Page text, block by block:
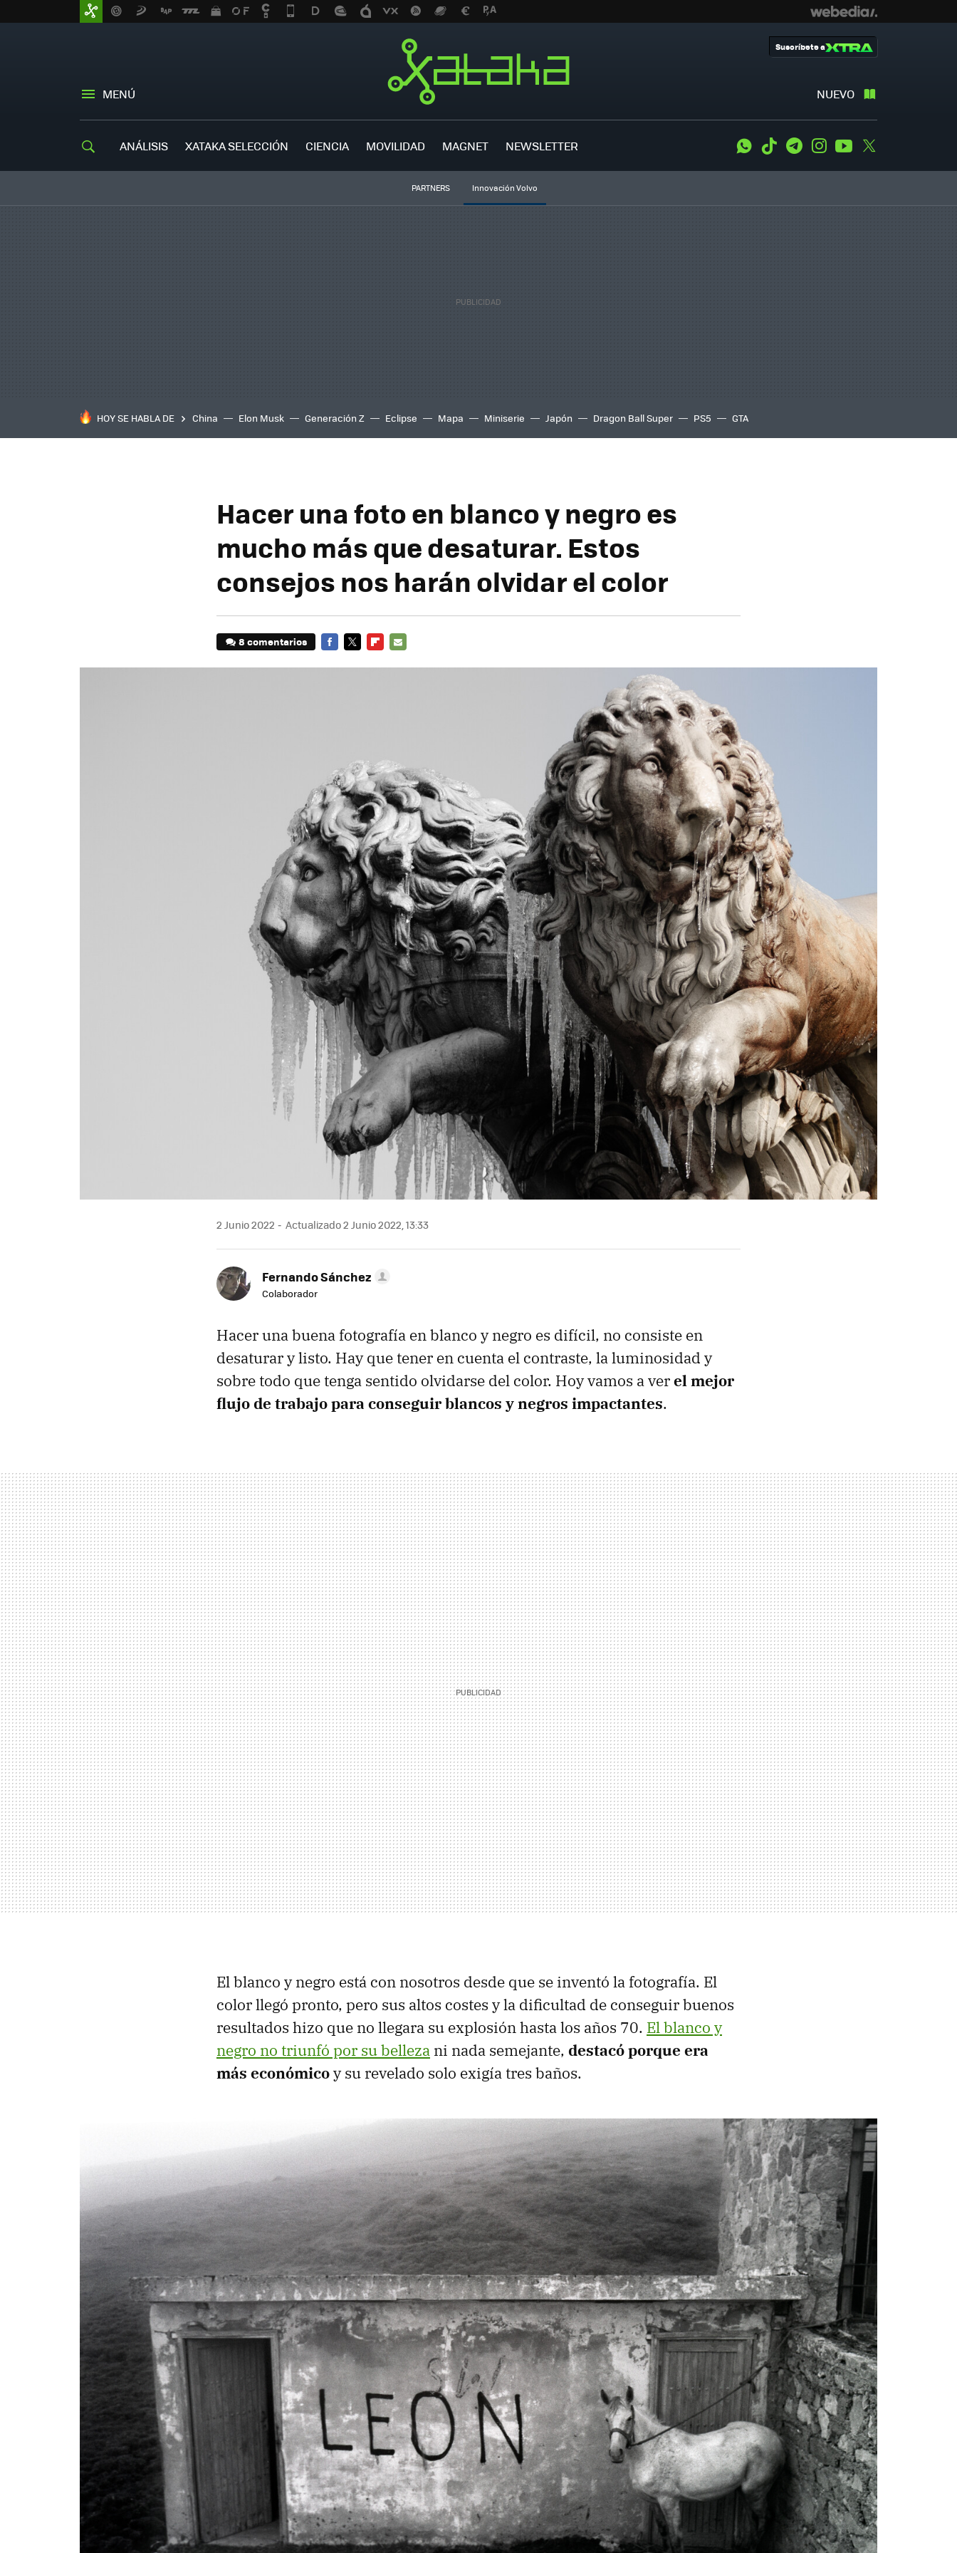
MENÚ NUEVO
Suscríbete a
ANÁLISIS XATAKA SELECCIÓN CIENCIA MOVILIDAD MAGNET NEWSLETTER WhatsApp
Tiktok TelegramInstagramYoutube
PARTNERS Innovación Volvo
HOY SE HABLA DE China Elon Musk Generación Z Eclipse Mapa Miniserie Japón Dragon Ball Super PS5 GTA
Hacer una foto en blanco y negro es
mucho más que desaturar. Estos
consejos nos harán olvidar el color
8 comentarios
2 Junio 2022 Actualizado 2 Junio 2022, 13:33
Fernando Sánchez
Colaborador
Hacer una buena fotografía en blanco y negro es difícil, no consiste en
desaturar y listo. Hay que tener en cuenta el contraste, la luminosidad y
sobre todo que tenga sentido olvidarse del color. Hoy vamos a verel mejor
flujo de trabajo para conseguir blancos y negros impactantes.
El blanco y negro está con nosotros desde que se inventó la fotografía. El
color llegó pronto, pero sus altos costes y la dificultad de conseguir buenos
resultados hizo que no llegara su explosión hasta los años 70. El blanco y
negro no triunfó por su belleza ni nada semejante, destacó porque era
más económicoy su revelado solo exigía tres baños.